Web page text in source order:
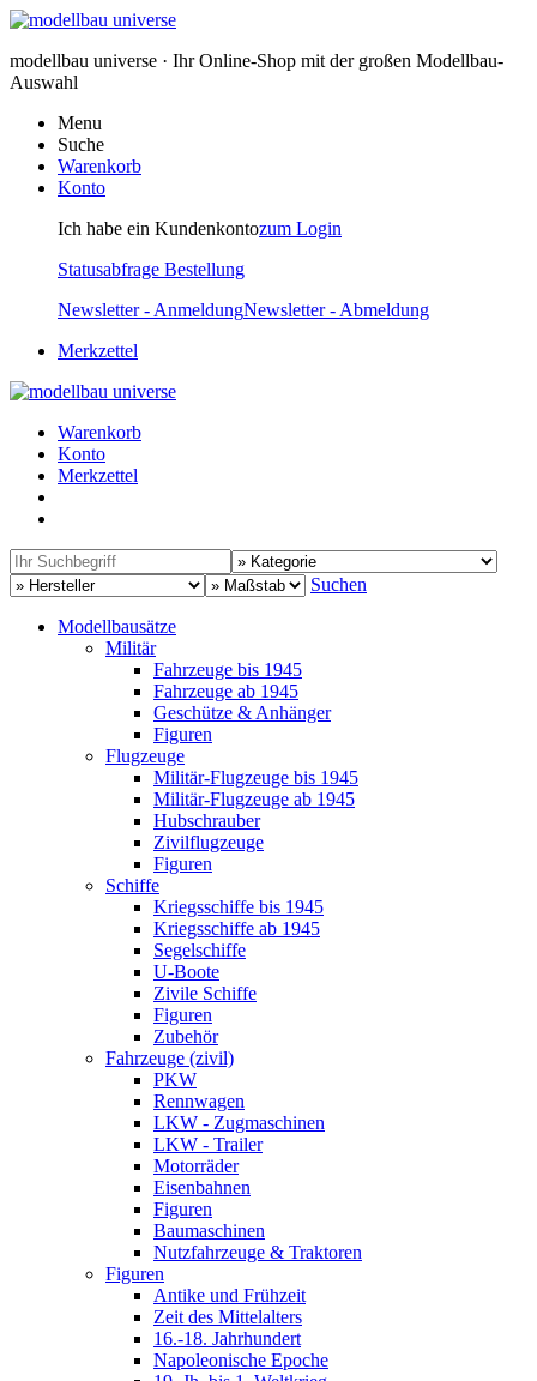
modellbau universe · Ihr Online-Shop mit der großen Modellbau-
Auswahl
Menu
Suche
Warenkorb
Konto
Ich habe ein Kundenkontozum Login
Statusabfrage Bestellung
Newsletter - AnmeldungNewsletter - Abmeldung
Merkzettel
Warenkorb
Konto
Merkzettel
Suchen
Modellbausätze
Militär
Fahrzeuge bis 1945
Fahrzeuge ab 1945
Geschütze & Anhänger
Figuren
Flugzeuge
Militär-Flugzeuge bis 1945
Militär-Flugzeuge ab 1945
Hubschrauber
Zivilflugzeuge
Figuren
Schiffe
Kriegsschiffe bis 1945
Kriegsschiffe ab 1945
Segelschiffe
U-Boote
Zivile Schiffe
Figuren
Zubehör
Fahrzeuge (zivil)
PKW
Rennwagen
LKW - Zugmaschinen
LKW - Trailer
Motorräder
Eisenbahnen
Figuren
Baumaschinen
Nutzfahrzeuge & Traktoren
Figuren
Antike und Frühzeit
Zeit des Mittelalters
16.-18. Jahrhundert
Napoleonische Epoche